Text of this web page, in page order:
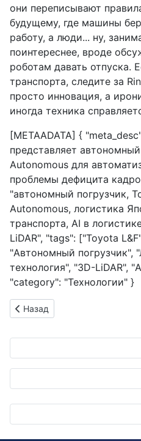
они переписывают
будущему, где машины
работу, а люди... ну,
поинтереснее, вроде
роботам давать отпуска.
транспорта, следите за
просто инновация, а
иногда техника
[METAADATA] {
представляет
Autonomous для
проблемы дефицита
"автономный погрузчик,
Autonomous, логистика
транспорта, AI в
LiDAR", "tags": ["Toyota
"Автономный погрузчик",
технология", "3D-LiDAR",
"category": "Технологии" }
Предыдущий: Школьники за
Назад